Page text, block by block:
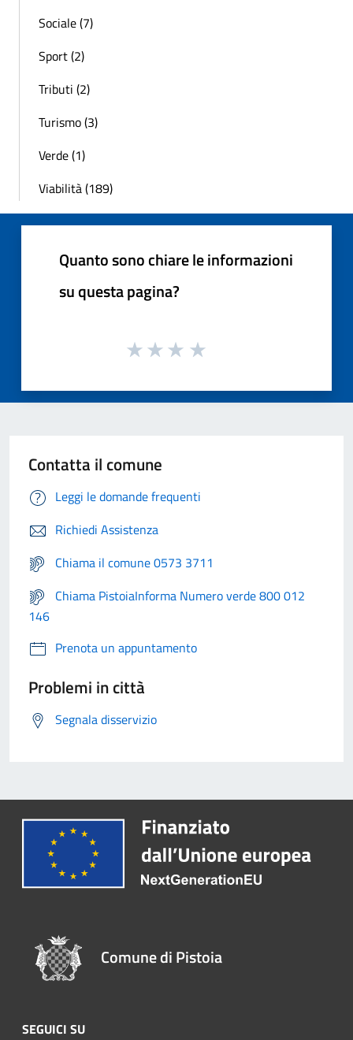
Sociale (7)
Sport (2)
Tributi (2)
Turismo (3)
Verde (1)
Viabilità (189)
Quanto sono chiare le informazioni
su questa pagina?
Contatta il comune
Leggi le domande frequenti
Richiedi Assistenza
Chiama il comune 0573 3711
Chiama PistoiaInforma Numero verde 800 012
146
Prenota un appuntamento
Problemi in città
Segnala disservizio
Comune di Pistoia
SEGUICI SU